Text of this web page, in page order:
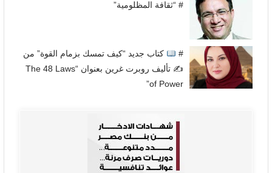
# “ثقافة المظلومية”
#
كتاب جديد “كيف تمسك بزمام القوة” من
✍
تأليف روبرت غرين بعنوان “The 48 Laws
of Power”